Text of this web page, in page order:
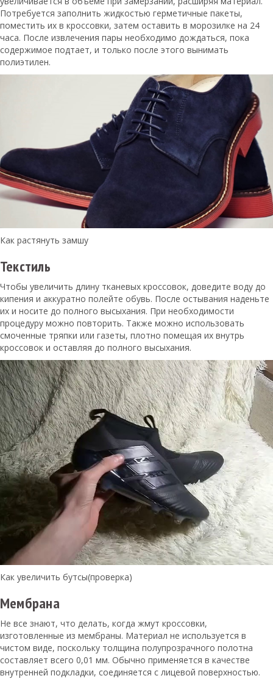
Потребуется заполнить жидкостью герметичные пакеты,
поместить их в кроссовки, затем оставить в морозилке на 24
часа. После извлечения пары необходимо дождаться, пока
содержимое подтает, и только после этого вынимать
полиэтилен.
Как растянуть замшу
Текстиль
Чтобы увеличить длину тканевых кроссовок, доведите воду до
кипения и аккуратно полейте обувь. После остывания наденьте
их и носите до полного высыхания. При необходимости
процедуру можно повторить. Также можно использовать
смоченные тряпки или газеты, плотно помещая их внутрь
кроссовок и оставляя до полного высыхания.
Как увеличить бутсы(проверка)
Мембрана
Не все знают, что делать, когда жмут кроссовки,
изготовленные из мембраны. Материал не используется в
чистом виде, поскольку толщина полупрозрачного полотна
составляет всего 0,01 мм. Обычно применяется в качестве
внутренней подкладки, соединяется с лицевой поверхностью.